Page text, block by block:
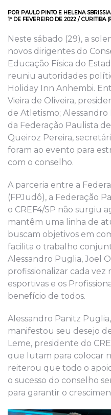
POR PAULO PINTO E HELENA
1º DE FEVEREIRO DE 2022 / CURITIBA
Neste sábado (29), a
novos dirigentes do
Educação Física do
reuniu autoridades
Holiday Inn Anhembi.
Vieira de Oliveira,
de Atletismo;
da Federação Paulista
Queiroz Pereira,
foram ao evento para
com o conselho.
A parceria entre a
(FPJudô), a Federação
o CREF4/SP não surgiu
mantêm uma linha de
buscam objetivos em
facilita o trabalho
Alessandro Puglia, Joel
profissionalizar cada vez
esportivas e os
benefício de todos.
Alessandro Panitz
manifestou seu desejo
Leme, presidente do
que lutam para colocar
reiterou que todo o
o sucesso do conselho
para garantir o